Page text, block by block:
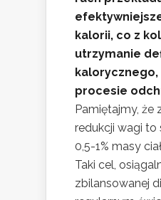
kalorii, co z
utrzymanie
procesie
Pamiętajmy, że
redukcji wagi to
0,5-1% masy
Taki cel,
zbilansowanej